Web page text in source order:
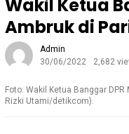
Wakil Ketua
Ambruk di
Admin
30/06/2022
2,682
Foto: Wakil Ketua Banggar
Rizki Utami/detikcom).